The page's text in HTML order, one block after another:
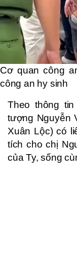
Cơ quan công
công an hy sinh
Theo thông
tượng Nguyễn
Xuân Lộc) có
tích cho chị
của Ty, sống